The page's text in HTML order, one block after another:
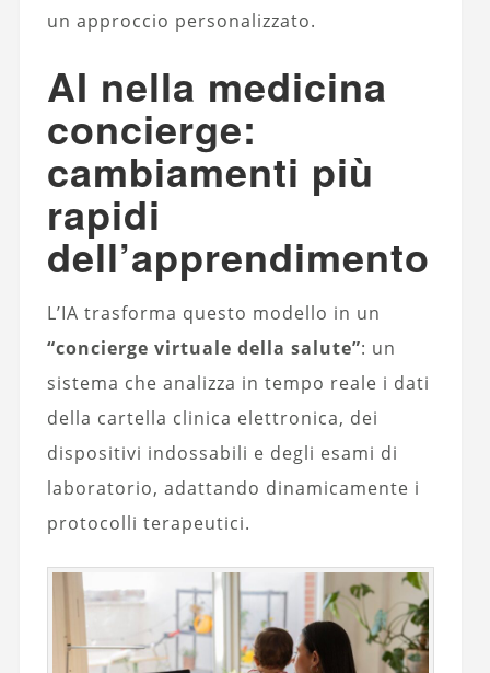
un approccio personalizzato.
AI nella medicina
concierge:
cambiamenti più
rapidi
dell’apprendimento
L’IA trasforma questo modello in un
“concierge virtuale della salute”: un
sistema che analizza in tempo reale i dati
della cartella clinica elettronica, dei
dispositivi indossabili e degli esami di
laboratorio, adattando dinamicamente i
protocolli terapeutici.